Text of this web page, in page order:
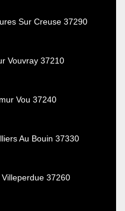
Sur Creuse 37290
Vouvray 37210
Vou 37240
Au Bouin 37330
37260